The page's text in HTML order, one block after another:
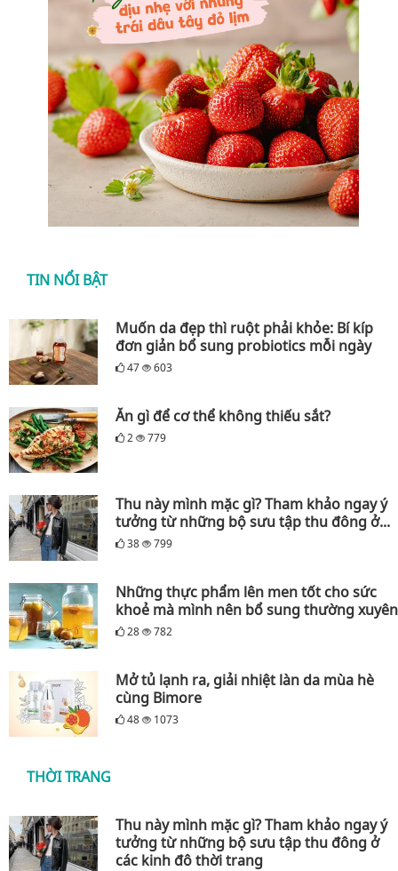
TIN NỔI BẬT
Muốn da đẹp thì ruột phải khỏe: Bí kíp
đơn giản bổ sung probiotics mỗi ngày
47 603
Ăn gì để cơ thể không thiếu sắt?
2 779
Thu này mình mặc gì? Tham khảo ngay ý
tưởng từ những bộ sưu tập thu đông ở...
38 799
Những thực phẩm lên men tốt cho sức
khoẻ mà mình nên bổ sung thường xuyên
28 782
Mở tủ lạnh ra, giải nhiệt làn da mùa hè
cùng Bimore
48 1073
THỜI TRANG
Thu này mình mặc gì? Tham khảo ngay ý
tưởng từ những bộ sưu tập thu đông ở
các kinh đô thời trang